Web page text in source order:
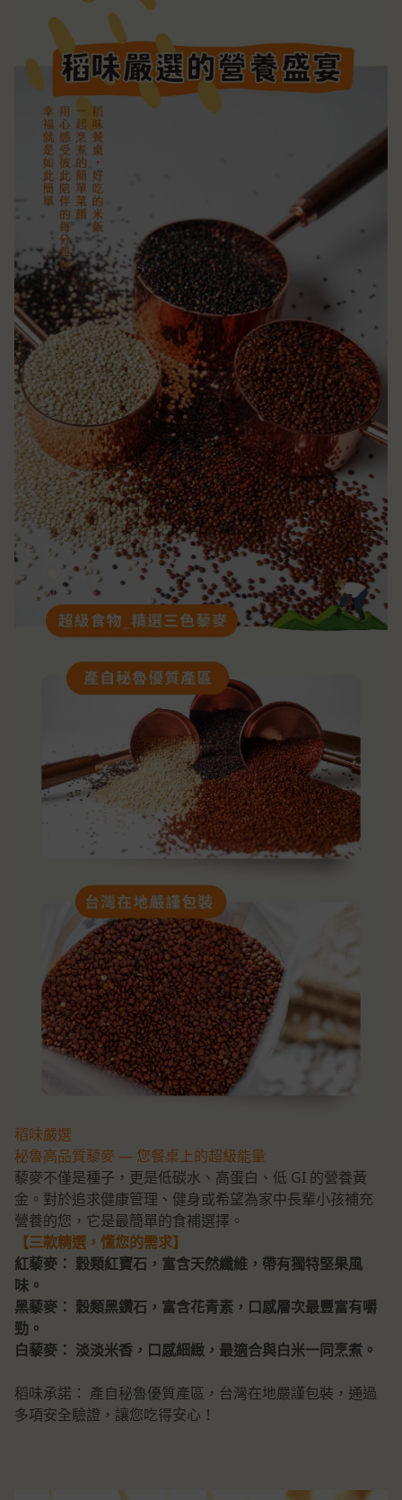
稻味嚴選
秘魯高品質藜麥 — 您餐桌上的超級能量
藜麥不僅是種子，更是低碳水、高蛋白、低 GI 的營養黃
金。對於追求健康管理、健身或希望為家中長輩小孩補充
營養的您，它是最簡單的食補選擇。
【三款精選，懂您的需求】
紅藜麥： 穀類紅寶石，富含天然纖維，帶有獨特堅果風
味。
黑藜麥： 穀類黑鑽石，富含花青素，口感層次最豐富有嚼
勁。
白藜麥： 淡淡米香，口感細緻，最適合與白米一同烹煮。
稻味承諾： 產自秘魯優質產區，台灣在地嚴謹包裝，通過
多項安全驗證，讓您吃得安心！